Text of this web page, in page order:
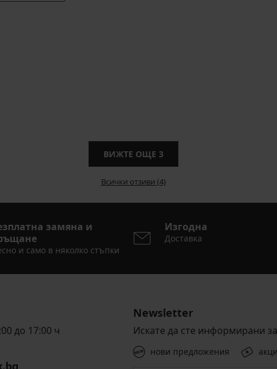
ВИЖТЕ ОЩЕ 3
Всички отзиви (4)
замяна и
и само в няколко стъпки
Изгодна
Доставка
до 17:00 ч
Newsletter
Искате да сте информирани
нови предложения